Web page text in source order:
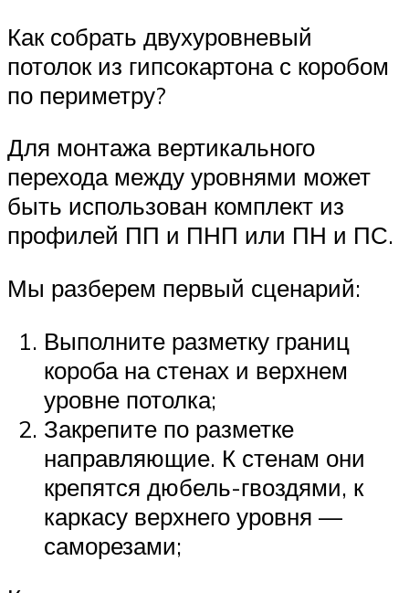
Как собрать двухуровневый
потолок из гипсокартона с коробом
по периметру?
Для монтажа вертикального
перехода между уровнями может
быть использован комплект из
профилей ПП и ПНП или ПН и ПС.
Мы разберем первый сценарий:
Выполните разметку границ
короба на стенах и верхнем
уровне потолка;
Закрепите по разметке
направляющие. К стенам они
крепятся дюбель-гвоздями, к
каркасу верхнего уровня —
саморезами;